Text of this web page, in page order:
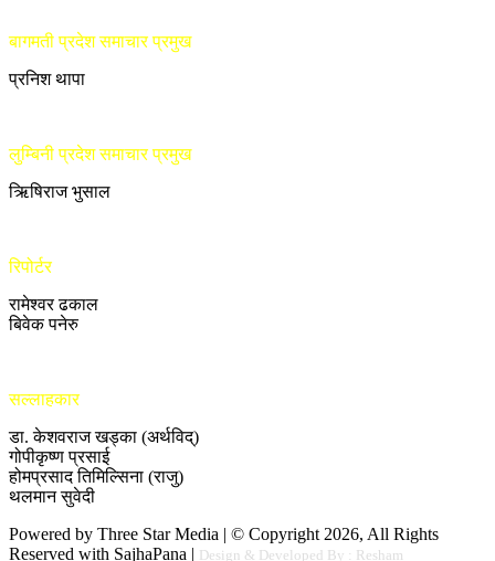
बागमती प्रदेश समाचार प्रमुख
प्रनिश थापा
लुम्बिनी प्रदेश समाचार प्रमुख
ऋिषिराज भुसाल
रिपोर्टर
रामेश्वर ढकाल
बिवेक पनेरु
सल्लाहकार
डा. केशवराज खड्का (अर्थविद्)
गोपीकृष्ण प्रसाई
होमप्रसाद तिमिल्सिना (राजु)
थलमान सुवेदी
Powered by Three Star Media | © Copyright 2026, All Rights
Reserved with SajhaPana | Design & Developed By : Resham